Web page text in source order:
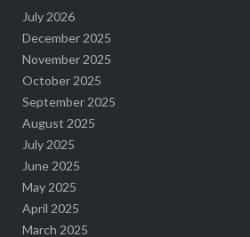
July 2026
December 2025
November 2025
October 2025
September 2025
August 2025
July 2025
June 2025
May 2025
April 2025
March 2025